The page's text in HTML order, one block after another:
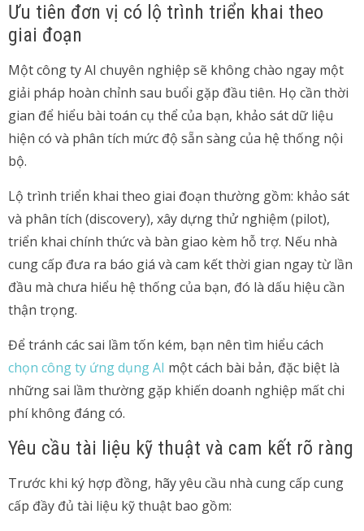
Ưu tiên đơn vị có lộ trình triển khai theo
giai đoạn
Một công ty AI chuyên nghiệp sẽ không chào ngay một
giải pháp hoàn chỉnh sau buổi gặp đầu tiên. Họ cần thời
gian để hiểu bài toán cụ thể của bạn, khảo sát dữ liệu
hiện có và phân tích mức độ sẵn sàng của hệ thống nội
bộ.
Lộ trình triển khai theo giai đoạn thường gồm: khảo sát
và phân tích (discovery), xây dựng thử nghiệm (pilot),
triển khai chính thức và bàn giao kèm hỗ trợ. Nếu nhà
cung cấp đưa ra báo giá và cam kết thời gian ngay từ lần
đầu mà chưa hiểu hệ thống của bạn, đó là dấu hiệu cần
thận trọng.
Để tránh các sai lầm tốn kém, bạn nên tìm hiểu cách
chọn công ty ứng dụng AI một cách bài bản, đặc biệt là
những sai lầm thường gặp khiến doanh nghiệp mất chi
phí không đáng có.
Yêu cầu tài liệu kỹ thuật và cam kết rõ ràng
Trước khi ký hợp đồng, hãy yêu cầu nhà cung cấp cung
cấp đầy đủ tài liệu kỹ thuật bao gồm: